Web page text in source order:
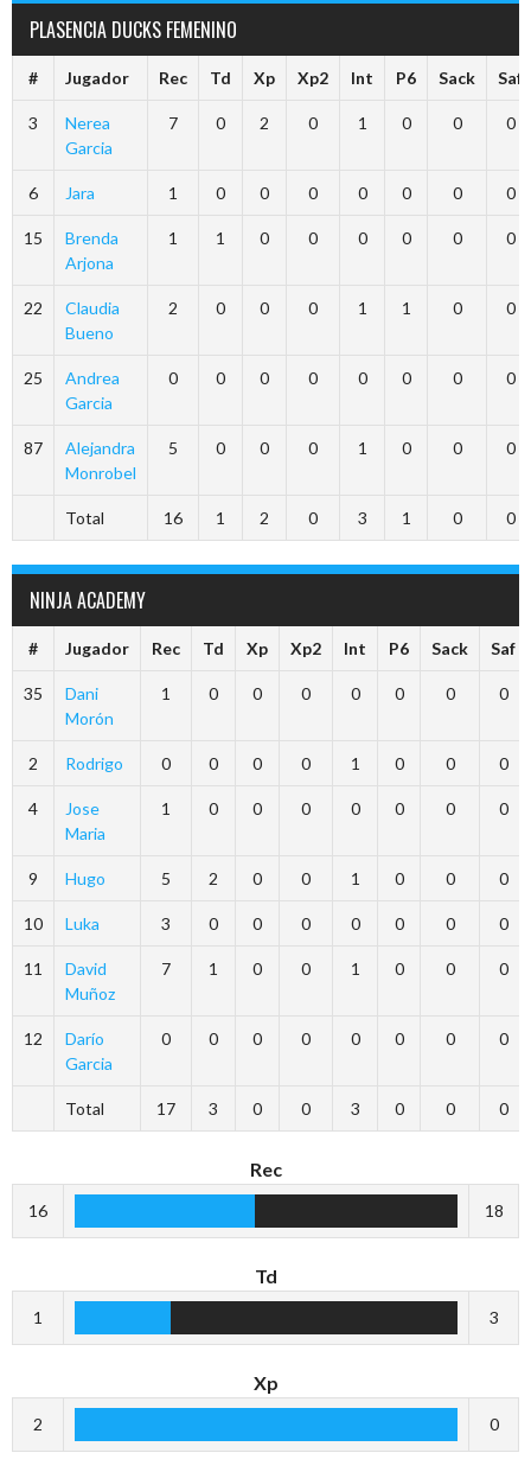
PLASENCIA DUCKS FEMENINO
# Jugador Rec Td Xp Xp2 Int P6 Sack Saf
3
Nerea
Garcia
7 0 2 0 1 0 0 0
6 Jara 1 0 0 0 0 0 0 0
15
Brenda
Arjona
1 1 0 0 0 0 0 0
22
Claudia
Bueno
2 0 0 0 1 1 0 0
25
Andrea
Garcia
0 0 0 0 0 0 0 0
87
Alejandra
Monrobel
5 0 0 0 1 0 0 0
Total 16 1 2 0 3 1 0 0
NINJA ACADEMY
# Jugador Rec Td Xp Xp2 Int P6 Sack Saf
35
Dani
Morón
1 0 0 0 0 0 0 0
2 Rodrigo 0 0 0 0 1 0 0 0
4
Jose
Maria
1 0 0 0 0 0 0 0
9 Hugo 5 2 0 0 1 0 0 0
10 Luka 3 0 0 0 0 0 0 0
11
David
Muñoz
7 1 0 0 1 0 0 0
12
Darío
Garcia
0 0 0 0 0 0 0 0
Total 17 3 0 0 3 0 0 0
Rec
16 18
Td
1 3
Xp
2 0